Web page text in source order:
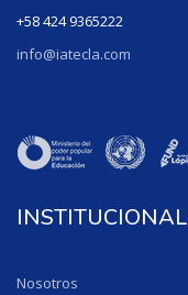
+58 424 9365222
info@iatecla.com
INSTITUCIONAL
Nosotros